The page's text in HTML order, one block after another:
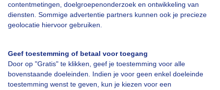
contentmetingen, doelgroepenonderzoek en ontwikkeling van
diensten. Sommige advertentie partners kunnen ook je precieze
geolocatie hiervoor gebruiken.
Geef toestemming of betaal voor toegang
Door op "Gratis" te klikken, geef je toestemming voor alle
bovenstaande doeleinden. Indien je voor geen enkel doeleinde
toestemming wenst te geven, kun je kiezen voor een
Over Buienradar
Contact
Toegankelijkheid